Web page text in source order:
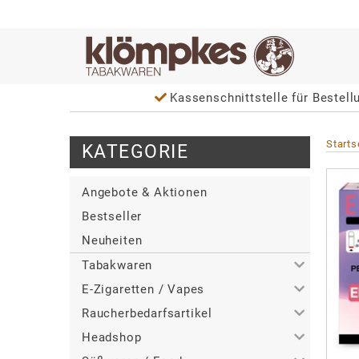
Kassenschnittstelle für
KATEGORIE
Angebote & Aktionen
Bestseller
Neuheiten
Tabakwaren
>Alle
>Zigaretten
>Zigarren / Zigarillos
E-Zigaretten / Vapes
>Alle
>Tabakerhitzer
Raucherbedarfsartikel
>Alle
Headshop